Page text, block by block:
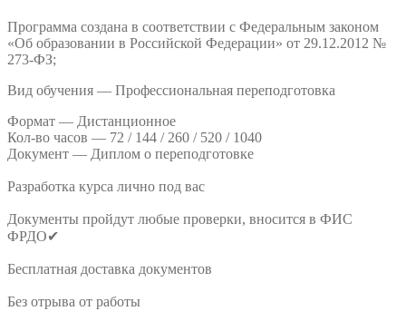
Программа создана в соответствии с Федеральным законом
«Об образовании в Российской Федерации» от 29.12.2012 №
273-ФЗ;
Вид обучения — Профессиональная переподготовка
Формат — Дистанционное
Кол-во часов — 72 / 144 / 260 / 520 / 1040
Документ — Диплом о переподготовке
Разработка курса лично под вас
Документы пройдут любые проверки, вносится в ФИС
ФРДО✔
Бесплатная доставка документов
Без отрыва от работы